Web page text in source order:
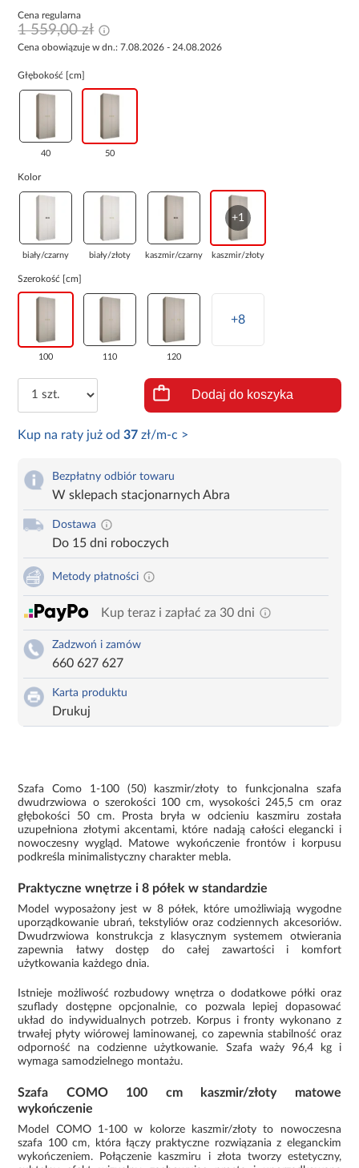
Cena regularna
1 559,00 zł
Cena obowiązuje w dn.: 7.08.2026 - 24.08.2026
Głębokość [cm]
40 50
Kolor
biały/czarny biały/złoty kaszmir/czarny
+1
kaszmir/złoty
Szerokość [cm]
100 110 120
+8
Dodaj do koszyka
Kup na raty już od37 zł/m-c >
Bezpłatny odbiór towaru
W sklepach stacjonarnych Abra
Dostawa
Do 15 dni roboczych
Metody płatności
Kup teraz i zapłać za 30 dni
Zadzwoń i zamów
660 627 627
Karta produktu
Drukuj
Szafa Como 1-100 (50) kaszmir/złoty to funkcjonalna szafa
dwudrzwiowa o szerokości 100 cm, wysokości 245,5 cm oraz
głębokości 50 cm. Prosta bryła w odcieniu kaszmiru została
uzupełniona złotymi akcentami, które nadają całości elegancki i
nowoczesny wygląd. Matowe wykończenie frontów i korpusu
podkreśla minimalistyczny charakter mebla.
Praktyczne wnętrze i 8 półek w standardzie
Model wyposażony jest w 8 półek, które umożliwiają wygodne
uporządkowanie ubrań, tekstyliów oraz codziennych akcesoriów.
Dwudrzwiowa konstrukcja z klasycznym systemem otwierania
zapewnia łatwy dostęp do całej zawartości i komfort
użytkowania każdego dnia.
Istnieje możliwość rozbudowy wnętrza o dodatkowe półki oraz
szuflady dostępne opcjonalnie, co pozwala lepiej dopasować
układ do indywidualnych potrzeb. Korpus i fronty wykonano z
trwałej płyty wiórowej laminowanej, co zapewnia stabilność oraz
odporność na codzienne użytkowanie. Szafa waży 96,4 kg i
wymaga samodzielnego montażu.
Szafa COMO 100 cm kaszmir/złoty matowe
wykończenie
Model COMO 1-100 w kolorze kaszmir/złoty to nowoczesna
szafa 100 cm, która łączy praktyczne rozwiązania z eleganckim
wykończeniem. Połączenie kaszmiru i złota tworzy estetyczny,